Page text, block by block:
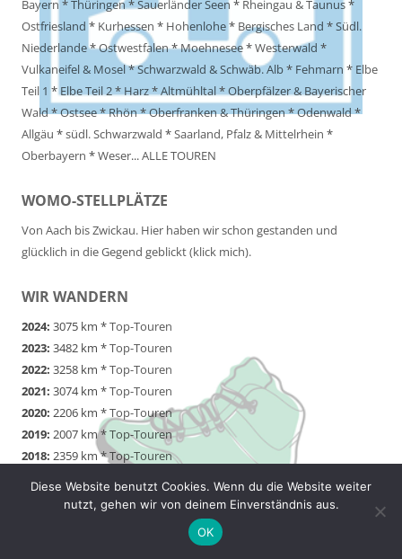
Bayern *Thüringen*Sauerländer Seen * Rheingau & Taunus*
Ostfriesland * Kurhessen * Hohenlohe* Bergisches Land *Südl.
Niederlande*Ostwestfalen*Moehnesee*Westerwald *
Vulkaneifel & Mosel*Schwarzwald & Schwäb. Alb* Fehmarn * Elbe
Teil 1 *Elbe Teil 2*Harz*Altmühltal*Oberpfälzer & Bayerischer
Wald*Ostsee*Rhön*Oberfranken & Thüringen*Odenwald*
Allgäu *südl. Schwarzwald *Saarland, Pfalz & Mittelrhein *
Oberbayern *Weser...ALLE TOUREN
WOMO-STELLPLÄTZE
Von Aach bis Zwickau. Hier haben wir schon gestanden und
glücklich in die Gegend geblickt (klick mich).
WIR WANDERN
2024: 3075 km *Top-Touren
2023: 3482 km *Top-Touren
2022: 3258 km *Top-Touren
2021: 3074 km *Top-Touren
2020: 2206 km *Top-Touren
2019: 2007 km *Top-Touren
2018: 2359 km *Top-Touren
2231 km *Top-Touren
Diese Website benutzt Cookies. Wenn du die Website weiter
nutzt, gehen wir von deinem Einverständnis aus.
OK